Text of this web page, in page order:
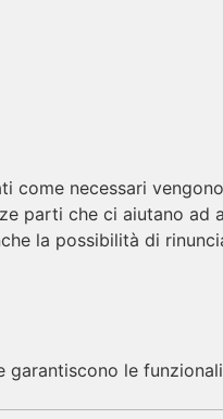
come necessari
parti che ci aiutano ad
la possibilità di
le